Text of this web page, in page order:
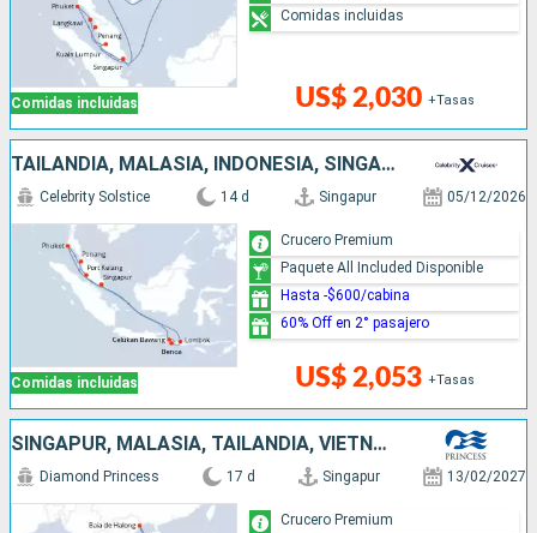
Comidas incluidas US$ 2,030 +Tasas
Comidas incluidas
TAILANDIA, MALASIA, INDONESIA, SINGAPUR
Comidas incluidas
Celebrity Solstice 14 d Singapur 05/12/2026
US$ 2,053 +Tasas
Crucero Premium
Paquete All Included Disponible
Hasta -$600/cabina
60% Off en 2° pasajero
SINGAPUR, MALASIA, TAILANDIA, VIETNAM
Diamond Princess 17 d Singapur 13/02/2027
Crucero Premium